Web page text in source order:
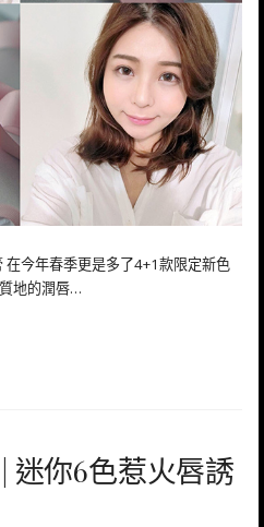
在今年春季更是多了4+1款限定新色
地的潤唇…
迷你6色惹火唇誘